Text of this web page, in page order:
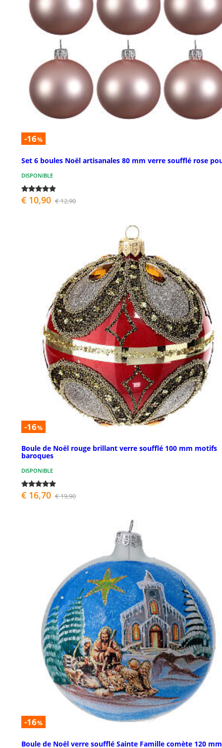
-16%
Set 6 boules Noël artisanales 80 mm verre soufflé rose
DISPONIBLE
€ 10,90 € 12,90
-16%
Boule de Noël rouge brillant verre soufflé 100 mm motifs
baroques
DISPONIBLE
€ 16,70 € 19,90
-16%
Boule de Noël verre soufflé Sainte Famille comète 120 mm